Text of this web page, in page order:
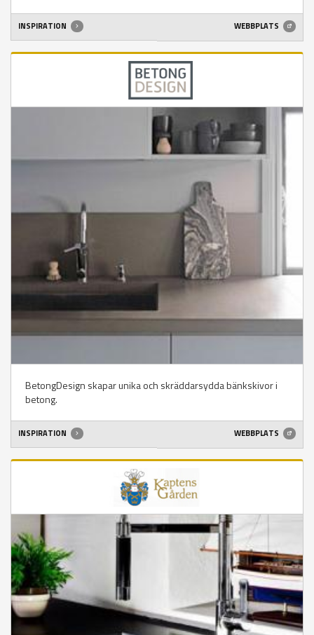
INSPIRATION WEBBPLATS
BetongDesign skapar unika och skräddarsydda bänkskivor i
betong.
INSPIRATION WEBBPLATS